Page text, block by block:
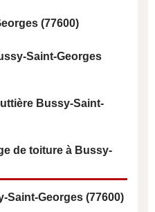
(77600)
Saint-Georges
Bussy-Saint-
de toiture à Bussy-
Saint-Georges (77600)